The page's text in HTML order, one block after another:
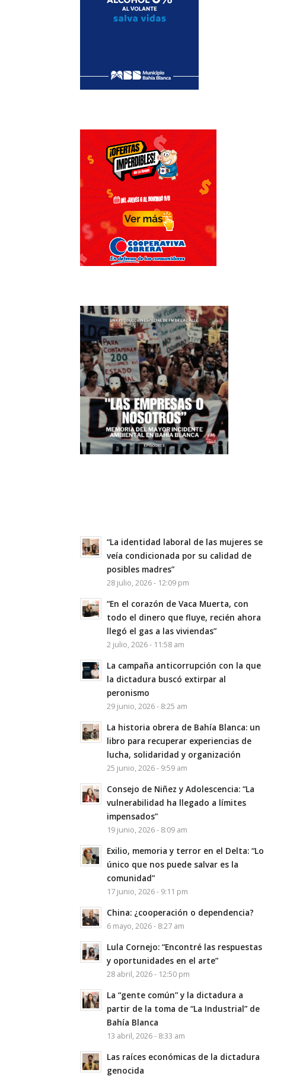
“La identidad laboral de las mujeres se
veía condicionada por su calidad de
posibles madres”
28 julio, 2026 - 12:09 pm
“En el corazón de Vaca Muerta, con
todo el dinero que fluye, recién ahora
llegó el gas a las viviendas”
2 julio, 2026 - 11:58 am
La campaña anticorrupción con la que
la dictadura buscó extirpar al
peronismo
29 junio, 2026 - 8:25 am
La historia obrera de Bahía Blanca: un
libro para recuperar experiencias de
lucha, solidaridad y organización
25 junio, 2026 - 9:59 am
Consejo de Niñez y Adolescencia: “La
vulnerabilidad ha llegado a límites
impensados”
19 junio, 2026 - 8:09 am
Exilio, memoria y terror en el Delta: “Lo
único que nos puede salvar es la
comunidad”
17 junio, 2026 - 9:11 pm
China: ¿cooperación o dependencia?
6 mayo, 2026 - 8:27 am
Lula Cornejo: “Encontré las respuestas
y oportunidades en el arte”
28 abril, 2026 - 12:50 pm
La “gente común” y la dictadura a
partir de la toma de “La Industrial” de
Bahía Blanca
13 abril, 2026 - 8:33 am
Las raíces económicas de la dictadura
genocida